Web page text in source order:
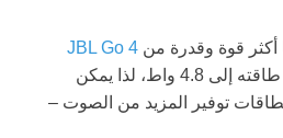
أكثر قوة وقدرة من JBL Go 4
يمكن أن يقدمه. لقد زادت طاقته إلى 4.8 واط، لذا يمكن
توفير المزيد من الصوت –